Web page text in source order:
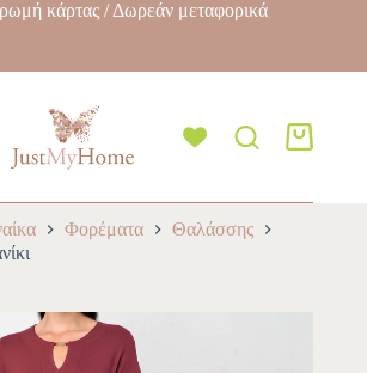
κάρτας / Δωρεάν μεταφορικά
Φορέματα
Θαλάσσης